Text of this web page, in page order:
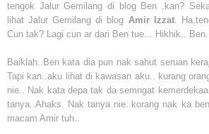
tengok Jalur Gemilang di blog Ben ,kan?
lihat Jalur Gemilang di blog Amir Izzat.
Cun tak? Lagi cun ar dari Ben tue... Hikhik..
Baiklah..Ben kata dia pun nak sahut seruan
Tapi kan..aku lihat di kawasan aku.. kurang
nie.. Nak kata depa tak da semngat
tanya..Ahaks. Nak tanya nie..korang nak ka
macam Amir tuh..